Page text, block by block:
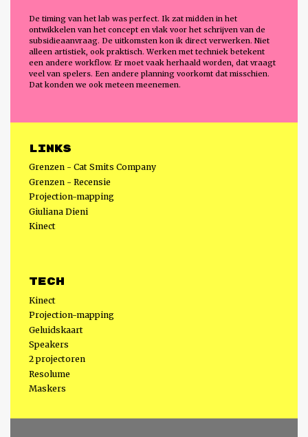
De timing van het lab was perfect. Ik zat midden in het
ontwikkelen van het concept en vlak voor het schrijven van de
subsidieaanvraag. De uitkomsten kon ik direct verwerken. Niet
alleen artistiek, ook praktisch. Werken met techniek betekent
een andere workflow. Er moet vaak herhaald worden, dat vraagt
veel van spelers. Een andere planning voorkomt dat misschien.
Dat konden we ook meteen meenemen.
Links
Grenzen - Cat Smits Company
Grenzen - Recensie
Projection-mapping
Giuliana Dieni
Kinect
Tech
Kinect
Projection-mapping
Geluidskaart
Speakers
2 projectoren
Resolume
Maskers